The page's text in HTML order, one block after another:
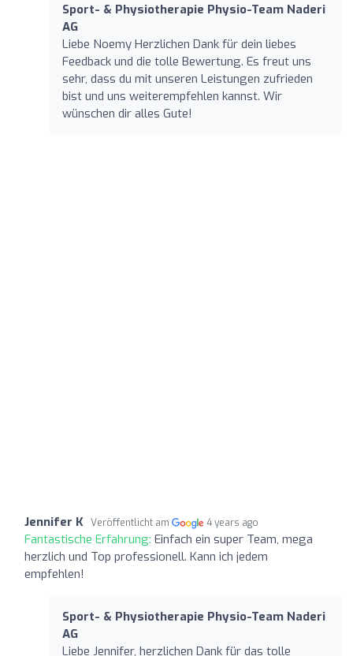
Sport- & Physiotherapie Physio-Team Naderi
AG
Liebe Noemy Herzlichen Dank für dein liebes
Feedback und die tolle Bewertung. Es freut uns
sehr, dass du mit unseren Leistungen zufrieden
bist und uns weiterempfehlen kannst. Wir
wünschen dir alles Gute!
Jennifer K Veröffentlicht am 4 years ago
Fantastische Erfahrung: Einfach ein super Team, mega
herzlich und Top professionell. Kann ich jedem
empfehlen!
Sport- & Physiotherapie Physio-Team Naderi
AG
Liebe Jennifer, herzlichen Dank für das tolle